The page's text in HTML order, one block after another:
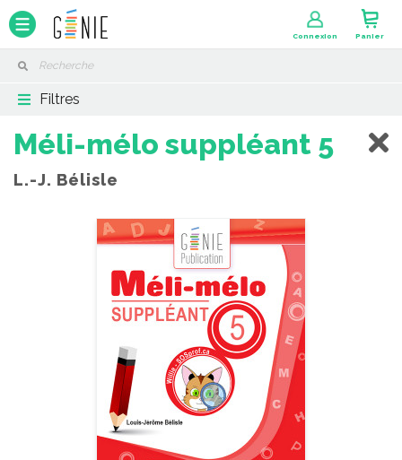
Connexion Panier
Filtres
Virage vert - Pistes d'exploitation pédagogique
6,99 $
PDF
Méli-mélo suppléant 5
L.-J. Bélisle
Panneau de gestion des cookies